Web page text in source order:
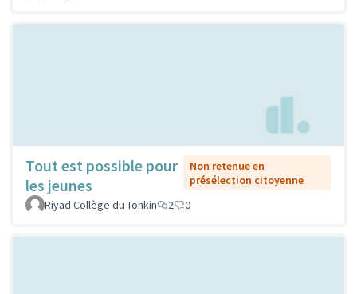
Tout est possible pour
les jeunes
Non retenue en
présélection citoyenne
Riyad Collège du Tonkin
2 0